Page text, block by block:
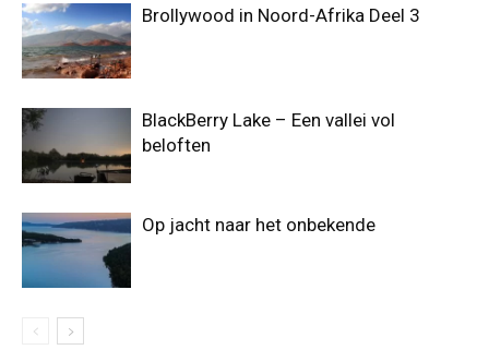
Brollywood in Noord-Afrika Deel 3
BlackBerry Lake – Een vallei vol
beloften
Op jacht naar het onbekende